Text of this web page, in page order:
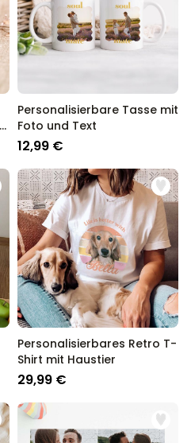
Personalisierbare Tasse mit
Foto und Text
12,99 €
Personalisierbares Retro T-
Shirt mit Haustier
29,99 €